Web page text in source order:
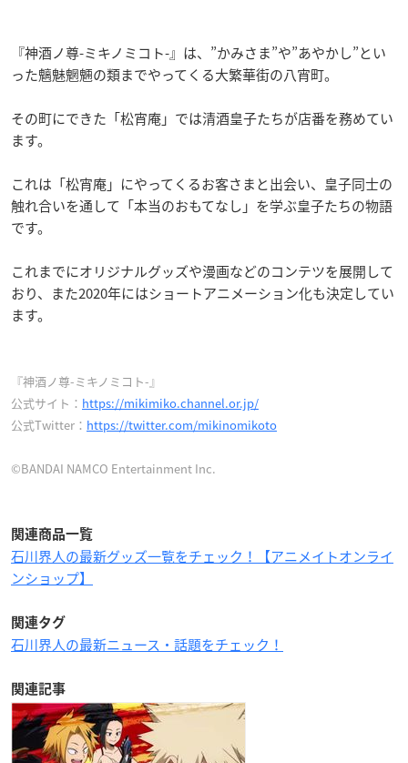
『神酒ノ尊-ミキノミコト-』は、”かみさま”や”あやかし”とい
った魑魅魍魎の類までやってくる大繁華街の八宵町。
その町にできた「松宵庵」では清酒皇子たちが店番を務めてい
ます。
これは「松宵庵」にやってくるお客さまと出会い、皇子同士の
触れ合いを通して「本当のおもてなし」を学ぶ皇子たちの物語
です。
これまでにオリジナルグッズや漫画などのコンテツを展開して
おり、また2020年にはショートアニメーション化も決定してい
ます。
『神酒ノ尊-ミキノミコト-』
公式サイト： https://mikimiko.channel.or.jp/
公式Twitter： https://twitter.com/mikinomikoto
©BANDAI NAMCO Entertainment Inc.
関連商品一覧
石川界人の最新グッズ一覧をチェック！【アニメイトオンライ
ンショップ】
関連タグ
石川界人の最新ニュース・話題をチェック！
関連記事